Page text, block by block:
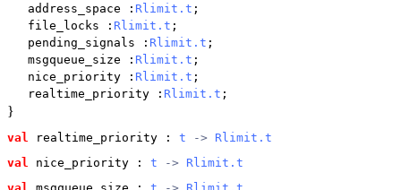
address_space : Rlimit.t ;
file_locks : Rlimit.t ;
pending_signals : Rlimit.t ;
msgqueue_size : Rlimit.t ;
nice_priority : Rlimit.t ;
realtime_priority : Rlimit.t ;
}
val realtime_priority : t -> Rlimit.t
val
nice_priority : t -> Rlimit.t